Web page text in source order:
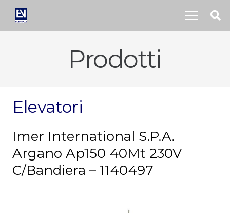
Prodotti
Elevatori
Imer International S.P.A.
Argano Ap150 40Mt 230V
C/Bandiera – 1140497